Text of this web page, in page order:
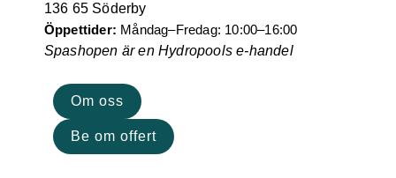
136 65 Söderby
Öppettider: Måndag–Fredag: 10:00–16:00
Spashopen är en Hydropools e-handel
Om oss
Be om offert